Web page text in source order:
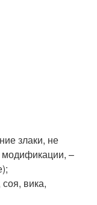
злаки, не
модификации, –
вика,